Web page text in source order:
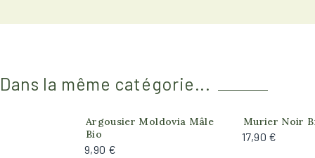
Dans la même catégorie...
Argousier Moldovia Mâle
Bio
9,90 €
Murier Noir
17,90 €